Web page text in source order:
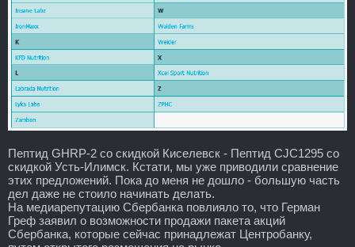
Пептид GHRP-2 со скидкой Киселевск - Пептид CJC1295 со
скидкой Усть-Илимск. Кстати, мы уже приводили сравнение
этих предложений. Пока до меня не дошло - большую часть
дел даже не стоило начинать делать.
На медиарепутацию Сбербанка повлияло то, что Герман
Греф заявил о возможности продажи пакета акций
Сбербанка, которые сейчас принадлежат Центробанку,